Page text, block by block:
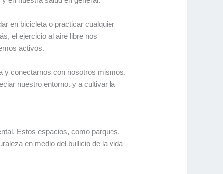
en bicicleta o practicar cualquier
el ejercicio al aire libre nos
activos.
y conectarnos con nosotros mismos.
nuestro entorno, y a cultivar la
Estos espacios, como parques,
en medio del bullicio de la vida